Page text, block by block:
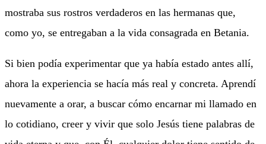
mostraba sus rostros verdaderos en las hermanas que,
como yo, se entregaban a la vida consagrada en Betania.
Si bien podía experimentar que ya había estado antes allí,
ahora la experiencia se hacía más real y concreta. Aprendí
nuevamente a orar, a buscar cómo encarnar mi llamado en
lo cotidiano, creer y vivir que solo Jesús tiene palabras de